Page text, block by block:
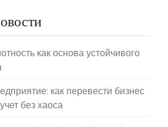
как основа устойчивого
как перевести бизнес
без хаоса